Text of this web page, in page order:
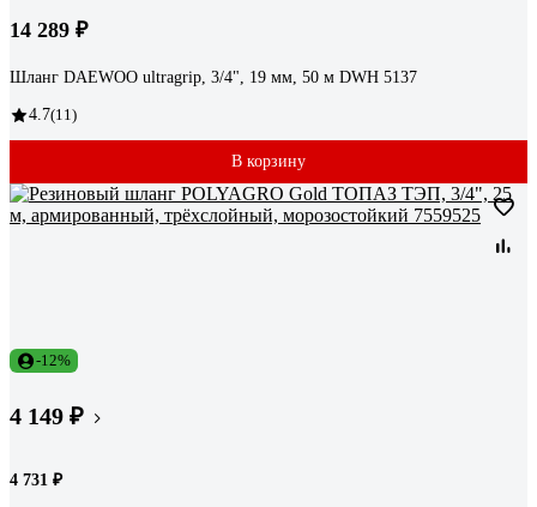
14 289 ₽
Шланг DAEWOO ultragrip, 3/4", 19 мм, 50 м DWH 5137
4.7(11)
В корзину
-12%
4 149 ₽
4 731 ₽